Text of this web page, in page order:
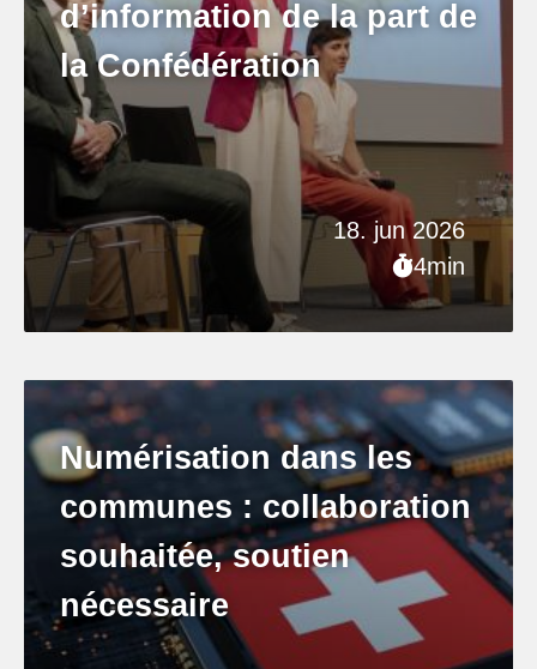
18. jun 2026
4min
d’information de la part de
la Confédération
Numérisation dans les
communes : collaboration
souhaitée, soutien
nécessaire